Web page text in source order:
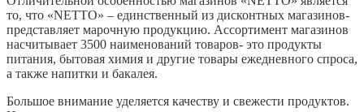
то, что «NETTO» – единственный из дисконтных магазинов-
представляет марочную продукцию. Ассортимент магазинов
насчитывает 3500 наименований товаров- это продукты
питания, бытовая химия и другие товары ежедневного спроса,
а также напитки и бакалея.
Большое внимание уделяется качеству и свежести продуктов.